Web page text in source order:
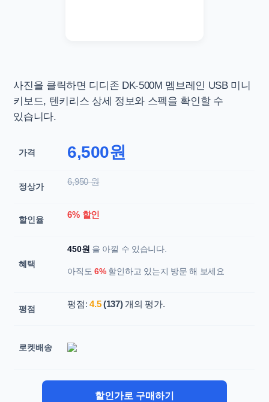
사진을 클릭하면 디디존 DK-500M 멤브레인 USB 미니
키보드, 텐키리스 상세 정보와 스펙을 확인할 수
있습니다.
가격 6,500원
정상가 6,950 원
할인율 6% 할인
혜택
450원 을 아낄 수 있습니다.
아직도6%할인하고 있는지 방문 해 보세요
평점 평점:4.5 (137)개의 평가.
로켓배송
할인가로 구매하기